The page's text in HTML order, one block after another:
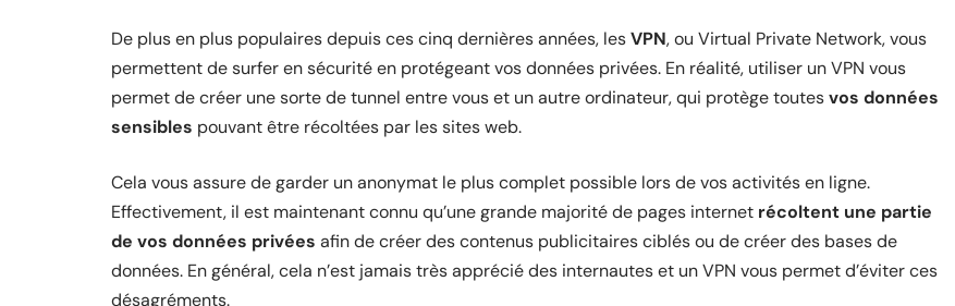
De plus en plus populaires depuis ces cinq dernières années, lesVPN, ou Virtual Private Network, vous
permettent de surfer en sécurité en protégeant vos données privées. En réalité, utiliser un VPN vous
permet de créer une sorte de tunnel entre vous et un autre ordinateur, qui protège toutesvos données
sensibles pouvant être récoltées par les sites web.
Cela vous assure de garder un anonymat le plus complet possible lors de vos activités en ligne.
Effectivement, il est maintenant connu qu’une grande majorité de pages internet récoltent une partie
de vos données privées afin de créer des contenus publicitaires ciblés ou de créer des bases de
données. En général, cela n’est jamais très apprécié des internautes et un VPN vous permet d’éviter ces
désagréments.